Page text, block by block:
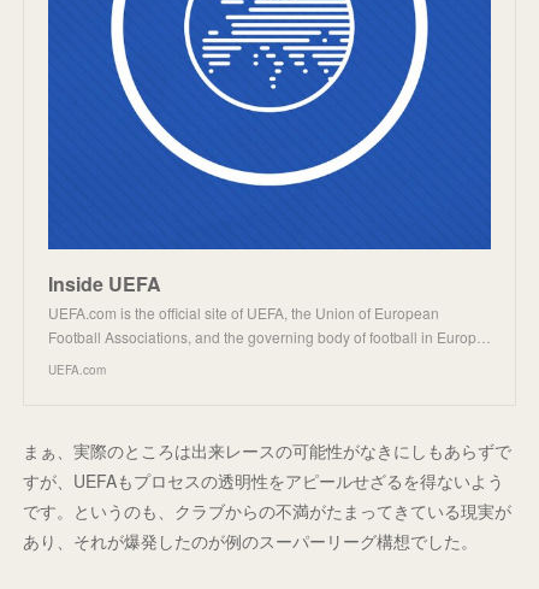
Inside UEFA
UEFA.com is the official site of UEFA, the Union of European
Football Associations, and the governing body of football in Europ…
UEFA.com
まぁ、実際のところは出来レースの可能性がなきにしもあらずで
すが、UEFAもプロセスの透明性をアピールせざるを得ないよう
です。というのも、クラブからの不満がたまってきている現実が
あり、それが爆発したのが例のスーパーリーグ構想でした。